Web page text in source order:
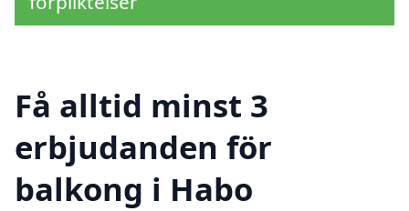
Få alltid minst 3
erbjudanden för
balkong i Habo